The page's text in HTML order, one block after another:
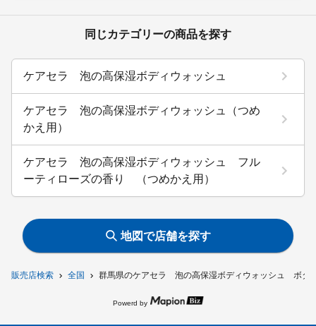
販売店検索 全国 群馬県のケアセラ 泡の高保湿ボディウォッシュ ボタ
同じカテゴリーの商品を探す
ケアセラ 泡の高保湿ボディウォッシュ
ケアセラ 泡の高保湿ボディウォッシュ（つめ
かえ用）
ケアセラ 泡の高保湿ボディウォッシュ フル
ーティローズの香り （つめかえ用）
地図で店舗を探す
Powerd by